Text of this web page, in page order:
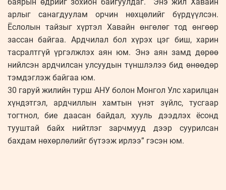
арлыг санагдуулам орчин нөхцөлийг бүрдүүлсэн.
Ёслолын тайзыг хүртэл Хавайн өнгөлөг тод өнгөөр
зассан байгаа. Ардчилал бол хүрэх цэг биш, харин
тасралтгүй үргэлжлэх аян юм. Энэ аян замд дөрөө
нийлсэн ардчилсан улсуудын түншлэлээ бид өнөөдөр
тэмдэглэж байгаа юм.
30 гаруй жилийн турш АНУ болон Монгол Улс харилцан
хүндэтгэл, ардчиллын хамтын үнэт зүйлс, тусгаар
тогтнол, бие даасан байдал, хууль дээдлэх ёсонд
тууштай байх нийтлэг зарчмууд дээр суурилсан
бахдам нөхөрлөлийг бүтээж ирлээ” гэсэн юм.